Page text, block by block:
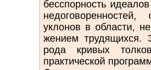
бесспорность
уклонов в области,
жением трудящихся.
рода кривых
практической